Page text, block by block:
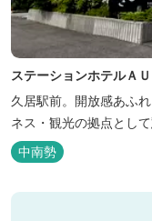
ステーションホテルＡＵ
久居駅前。開放感あふ
ネス・観光の拠点とし
中南勢